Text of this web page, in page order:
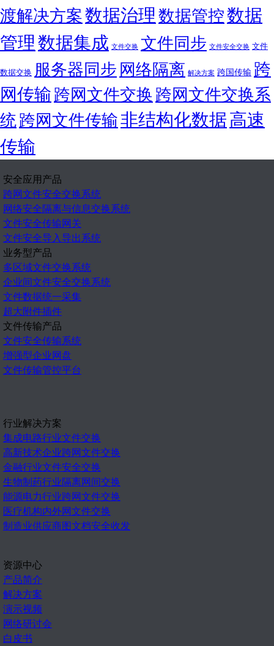
渡解决方案数据治理数据管控数据
管理数据集成 文件交换 文件同步 文件安全交换 文件
数据交换 服务器同步网络隔离 解决方案 跨国传输 跨
网传输跨网文件交换跨网文件交换系
统跨网文件传输非结构化数据高速
传输
安全应用产品
跨网文件安全交换系统
网络安全隔离与信息交换系统
文件安全传输网关
文件安全导入导出系统
业务型产品
多区域文件交换系统
企业间文件安全交换系统
文件数据统一采集
超大附件插件
文件传输产品
文件安全传输系统
增强型企业网盘
文件传输管控平台
行业解决方案
集成电路行业文件交换
高新技术企业跨网文件交换
金融行业文件安全交换
生物制药行业隔离网间交换
能源电力行业跨网文件交换
医疗机构内外网文件交换
制造业供应商图文档安全收发
资源中心
产品简介
解决方案
演示视频
网络研讨会
白皮书